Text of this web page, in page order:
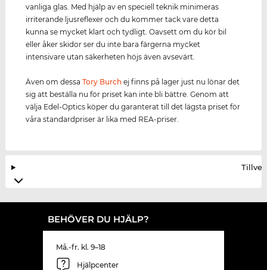
vanliga glas. Med hjälp av en speciell teknik minimeras
irriterande ljusreflexer och du kommer tack vare detta
kunna se mycket klart och tydligt. Oavsett om du kör bil
eller åker skidor ser du inte bara färgerna mycket
intensivare utan säkerheten höjs även avsevärt.
Även om dessaTory Burch ej finns på lager just nu lönar det
sig att beställa nu för priset kan inte bli bättre. Genom att
välja Edel-Optics köper du garanterat till det lägsta priset för
våra standardpriser är lika med REA-priser.
BEHÖVER DU HJÄLP?
Må.-fr. kl. 9–18
Hjälpcenter